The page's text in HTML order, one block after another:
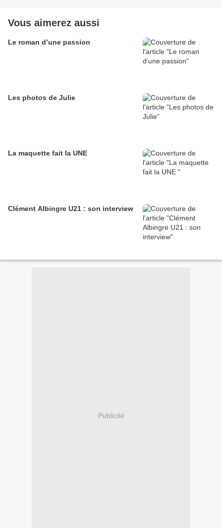
Vous aimerez aussi
Le roman d’une passion
Les photos de Julie
La maquette fait la UNE
Clément Albingre U21 : son interview
Publicité